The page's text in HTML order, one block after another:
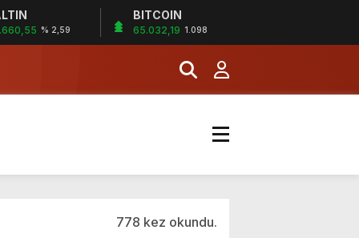
% 2,59
BITCOIN
65.032,19 1.098
778 kez okundu.